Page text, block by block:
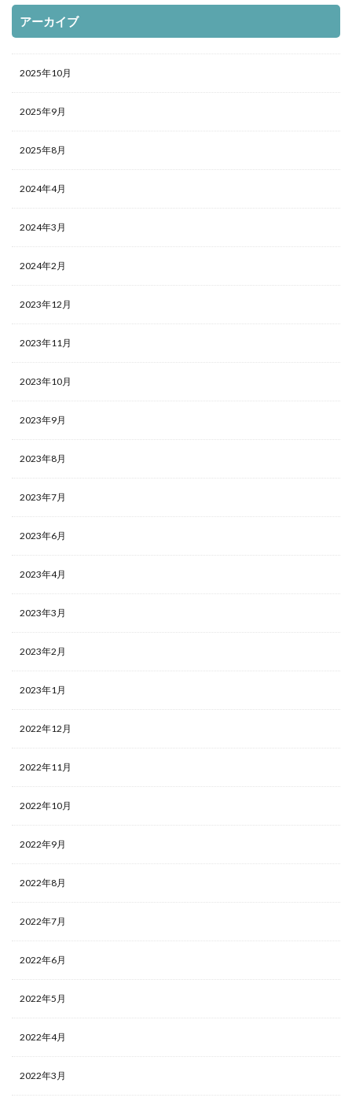
アーカイブ
2025年10月
2025年9月
2025年8月
2024年4月
2024年3月
2024年2月
2023年12月
2023年11月
2023年10月
2023年9月
2023年8月
2023年7月
2023年6月
2023年4月
2023年3月
2023年2月
2023年1月
2022年12月
2022年11月
2022年10月
2022年9月
2022年8月
2022年7月
2022年6月
2022年5月
2022年4月
2022年3月